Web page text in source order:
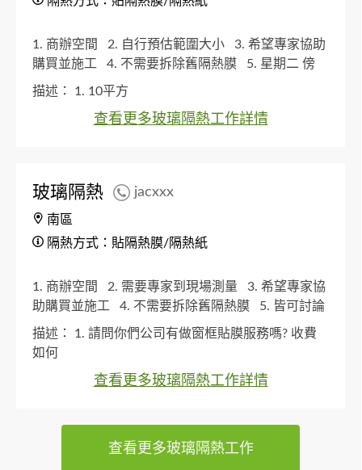
1. 商辦空間 2. 自行預估範圍大小
3. 希望專家協助
購買並施工
4. 不需要拆除舊隔熱膜
5. 星期二 傍
晚
描述： 1. 10平方
查看更多玻璃隔熱工作詳情
玻璃隔熱 jacxxx
南區
隔熱方式：貼隔熱膜/隔熱紙
1. 商辦空間 2. 需要專家到現場測量
3. 希望專家協
助購買並施工
4. 不需要拆除舊隔熱膜 5. 皆可討論
描述： 1. 請問你們公司有做窗框貼膜服務嗎? 收費
如何
查看更多玻璃隔熱工作詳情
查看更多玻璃隔熱工作